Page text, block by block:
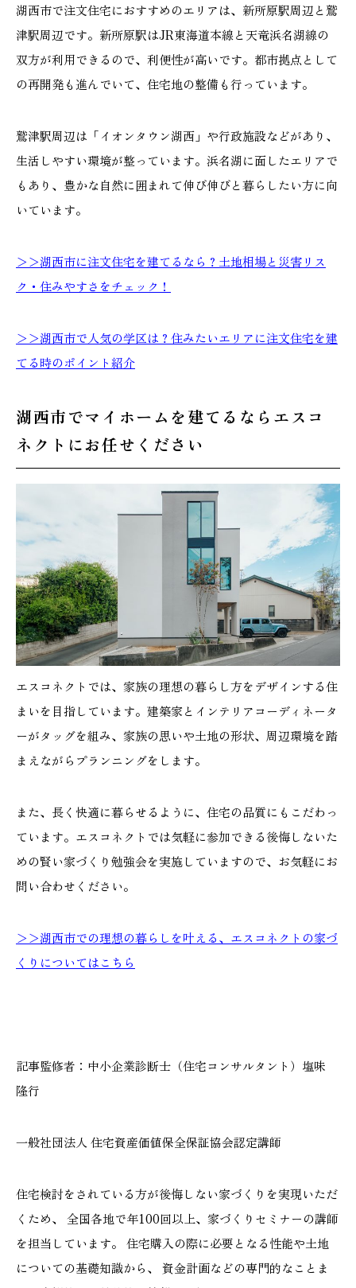
湖西市で注文住宅におすすめのエリアは、新所原駅周辺と鷲
津駅周辺です。新所原駅はJR東海道本線と天竜浜名湖線の
双方が利用できるので、利便性が高いです。都市拠点として
の再開発も進んでいて、住宅地の整備も行っています。
鷲津駅周辺は「イオンタウン湖西」や行政施設などがあり、
生活しやすい環境が整っています。浜名湖に面したエリアで
もあり、豊かな自然に囲まれて伸び伸びと暮らしたい方に向
いています。
＞＞湖西市に注文住宅を建てるなら？土地相場と災害リス
ク・住みやすさをチェック！
＞＞湖西市で人気の学区は？住みたいエリアに注文住宅を建
てる時のポイント紹介
湖西市でマイホームを建てるならエスコ
ネクトにお任せください
エスコネクトでは、家族の理想の暮らし方をデザインする住
まいを目指しています。建築家とインテリアコーディネータ
ーがタッグを組み、家族の思いや土地の形状、周辺環境を踏
まえながらプランニングをします。
また、長く快適に暮らせるように、住宅の品質にもこだわっ
ています。エスコネクトでは気軽に参加できる後悔しないた
めの賢い家づくり勉強会を実施していますので、お気軽にお
問い合わせください。
＞＞湖西市での理想の暮らしを叶える、エスコネクトの家づ
くりについてはこちら
記事監修者：中小企業診断士（住宅コンサルタント）塩味
隆行
一般社団法人 住宅資産価値保全保証協会認定講師
住宅検討をされている方が後悔しない家づくりを実現いただ
くため、 全国各地で年100回以上、家づくりセミナーの講師
を担当しています。 住宅購入の際に必要となる性能や土地
についての基礎知識から、 資金計画などの専門的なことま